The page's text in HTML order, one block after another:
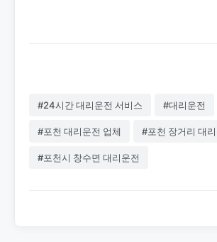
#24시간 대리운전 서비스 #대리운전
#포천 대리운전 업체 #포천 장거리 대
#포천시 창수면 대리운전